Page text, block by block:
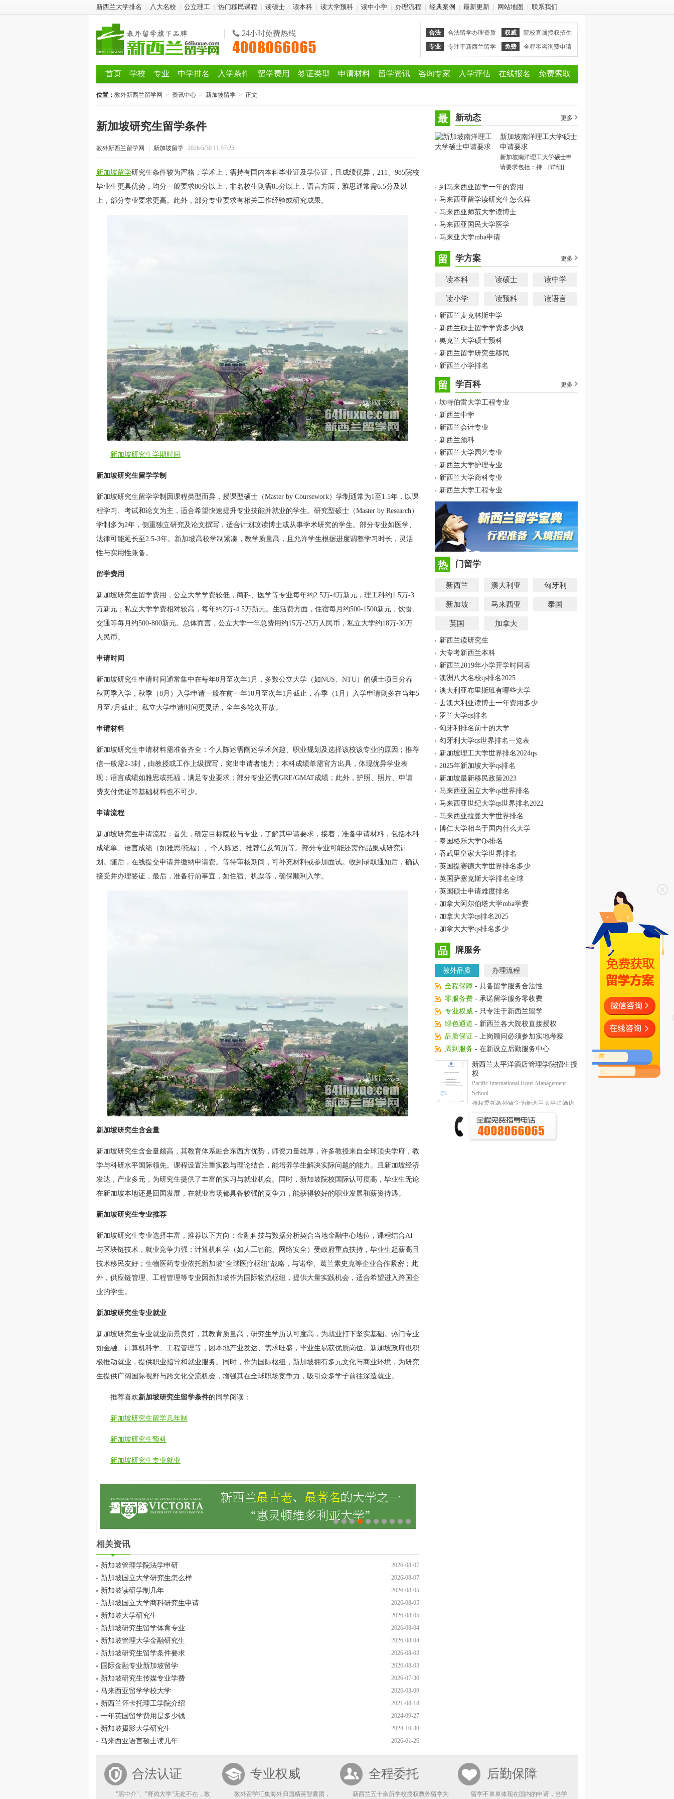
新西兰大学排名 八大名校 公立理工 热门移民课程 读硕士 读本科 读大学预科 读中小学 办理流程 经典案例 最新更新 网站地图 联系我们
合法 合法留学办理资质 权威
院校直属授权招生
专业
专注于新西兰留学 免费 全程零咨询费申请
首页 学校 专业 中学排名 入学条件 留学费用 签证类型 申请材料 留学资讯 咨询专家 入学评估 在线报名 免费索取
位置： 教外新西兰留学网 > 资讯中心 > 新加坡留学 > 正文
新加坡研究生留学条件
教外新西兰留学网 新加坡留学 2026/5/30 11:57:25
新加坡留学研究生条件较为严格，学术上，需持有国内本科毕业证及学位证，且成绩优异，211、985院校
毕业生更具优势，均分一般要求80分以上，非名校生则需85分以上，语言方面，雅思通常需6.5分及以
上，部分专业要求更高。此外，部分专业要求有相关工作经验或研究成果。
新加坡研究生学期时间
新加坡研究生留学学制
新加坡研究生留学学制因课程类型而异，授课型硕士（Master by Coursework）学制通常为1至1.5年，以课
程学习、考试和论文为主，适合希望快速提升专业技能并就业的学生。研究型硕士（Master by Research）
学制多为2年，侧重独立研究及论文撰写，适合计划攻读博士或从事学术研究的学生。部分专业如医学、
法律可能延长至2.5-3年。新加坡高校学制紧凑，教学质量高，且允许学生根据进度调整学习时长，灵活
性与实用性兼备。
留学费用
新加坡研究生留学费用，公立大学学费较低，商科、医学等专业每年约2.5万-4万新元，理工科约1.5万-3
万新元；私立大学学费相对较高，每年约2万-4.5万新元。生活费方面，住宿每月约500-1500新元，饮食、
交通等每月约500-800新元。总体而言，公立大学一年总费用约15万-25万人民币，私立大学约18万-30万
人民币。
申请时间
新加坡研究生申请时间通常集中在每年8月至次年1月，多数公立大学（如NUS、NTU）的硕士项目分春
秋两季入学，秋季（8月）入学申请一般在前一年10月至次年1月截止，春季（1月）入学申请则多在当年5
月至7月截止。私立大学申请时间更灵活，全年多轮次开放。
申请材料
新加坡研究生申请材料需准备齐全：个人陈述需阐述学术兴趣、职业规划及选择该校该专业的原因；推荐
信一般需2-3封，由教授或工作上级撰写，突出申请者能力；本科成绩单需官方出具，体现优异学业表
现；语言成绩如雅思或托福，满足专业要求；部分专业还需GRE/GMAT成绩；此外，护照、照片、申请
费支付凭证等基础材料也不可少。
申请流程
新加坡研究生申请流程：首先，确定目标院校与专业，了解其申请要求，接着，准备申请材料，包括本科
成绩单、语言成绩（如雅思/托福）、个人陈述、推荐信及简历等。部分专业可能还需作品集或研究计
划。随后，在线提交申请并缴纳申请费。等待审核期间，可补充材料或参加面试。收到录取通知后，确认
接受并办理签证，最后，准备行前事宜，如住宿、机票等，确保顺利入学。
新加坡研究生含金量
新加坡研究生含金量颇高，其教育体系融合东西方优势，师资力量雄厚，许多教授来自全球顶尖学府，教
学与科研水平国际领先。课程设置注重实践与理论结合，能培养学生解决实际问题的能力。且新加坡经济
发达，产业多元，为研究生提供了丰富的实习与就业机会。同时，新加坡院校国际认可度高，毕业生无论
在新加坡本地还是回国发展，在就业市场都具备较强的竞争力，能获得较好的职业发展和薪资待遇。
新加坡研究生专业推荐
新加坡研究生专业选择丰富，推荐以下方向：金融科技与数据分析契合当地金融中心地位，课程结合AI
与区块链技术，就业竞争力强；计算机科学（如人工智能、网络安全）受政府重点扶持，毕业生起薪高且
技术移民友好；生物医药专业依托新加坡“全球医疗枢纽”战略，与诺华、葛兰素史克等企业合作紧密；此
外，供应链管理、工程管理等专业因新加坡作为国际物流枢纽，提供大量实践机会，适合希望进入跨国企
业的学生。
新加坡研究生专业就业
新加坡研究生专业就业前景良好，其教育质量高，研究生学历认可度高，为就业打下坚实基础。热门专业
如金融、计算机科学、工程管理等，因本地产业发达、需求旺盛，毕业生易获优质岗位。新加坡政府也积
极推动就业，提供职业指导和就业服务。同时，作为国际枢纽，新加坡拥有多元文化与商业环境，为研究
生提供广阔国际视野与跨文化交流机会，增强其在全球职场竞争力，吸引众多学子前往深造就业。
推荐喜欢新加坡研究生留学条件的同学阅读：
新加坡研究生留学几年制
新加坡研究生预科
新加坡研究生专业就业
相关资讯
2026-08-07
新加坡管理学院法学申研
2026-08-07
新加坡国立大学研究生怎么样
2026-08-05
新加坡读研学制几年
2026-08-05
新加坡国立大学商科研究生申请
2026-08-05
新加坡大学研究生
2026-08-04
新加坡研究生留学体育专业
2026-08-04
新加坡管理大学金融研究生
2026-08-03
新加坡研究生留学条件要求
2026-08-03
国际金融专业新加坡留学
2026-07-30
新加坡研究生传媒专业学费
2026-03-09
马来西亚留学学校大学
2021-08-18
新西兰怀卡托理工学院介绍
2024-09-27
一年英国留学费用是多少钱
2024-10-30
新加坡摄影大学研究生
2026-01-26
马来西亚语言硕士读几年
最 新动态 更多
新加坡南洋理工大学硕士
申请要求
新加坡南洋理工大学硕士申
请要求包括：持…[详细]
到马来西亚留学一年的费用
马来西亚留学读研究生怎么样
马来西亚师范大学读博士
马来西亚国民大学医学
马来亚大学mba申请
留 学方案 更多
读本科 读硕士 读中学
读小学 读预科 读语言
新西兰麦克林斯中学
新西兰硕士留学学费多少钱
奥克兰大学硕士预科
新西兰留学研究生移民
新西兰小学排名
留 学百科 更多
坎特伯雷大学工程专业
新西兰中学
新西兰会计专业
新西兰预科
新西兰大学园艺专业
新西兰大学护理专业
新西兰大学商科专业
新西兰大学工程专业
热 门留学
新西兰 澳大利亚 匈牙利
新加坡 马来西亚 泰国
英国 加拿大
新西兰读研究生
大专考新西兰本科
新西兰2019年小学开学时间表
澳洲八大名校qs排名2025
澳大利亚布里斯班有哪些大学
去澳大利亚读博士一年费用多少
罗兰大学qs排名
匈牙利排名前十的大学
匈牙利大学qs世界排名一览表
新加坡理工大学世界排名2024qs
2025年新加坡大学qs排名
新加坡最新移民政策2023
马来西亚国立大学qs世界排名
马来西亚世纪大学qs世界排名2022
马来西亚拉曼大学世界排名
博仁大学相当于国内什么大学
泰国格乐大学Qs排名
吞武里皇家大学世界排名
英国提赛德大学世界排名多少
英国萨塞克斯大学排名全球
英国硕士申请难度排名
加拿大阿尔伯塔大学mba学费
加拿大大学qs排名2025
加拿大大学qs排名多少
品 牌服务
教外品质 办理流程
全程保障 - 具备留学服务合法性
零服务费 - 承诺留学服务零收费
专业权威 - 只专注于新西兰留学
绿色通道 - 新西兰各大院校直接授权
品质保证 - 上岗顾问必须参加实地考察
周到服务 - 在新设立后勤服务中心
合法认证
"黑中介"、"野鸡大学"无处不在，教
专业权威
教外留学汇集海外归国精英智囊团，
全程委托
新西兰五十余所学校授权教外留学为
后勤保障
留学不单单体现在国内的申请，当学